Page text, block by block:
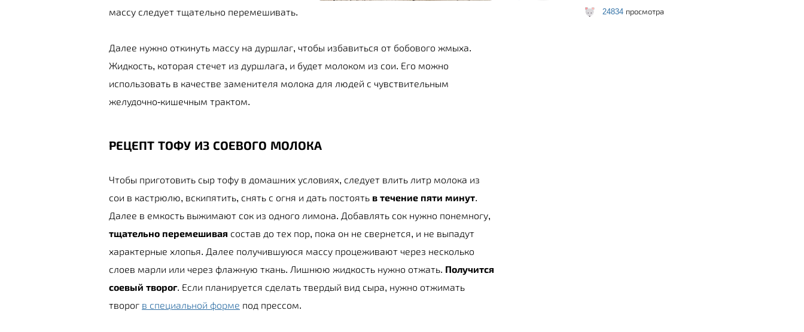
массу следует тщательно перемешивать.
Далее нужно откинуть массу на дуршлаг, чтобы избавиться от бобового жмыха.
Жидкость, которая стечет из дуршлага, и будет молоком из сои. Его можно
использовать в качестве заменителя молока для людей с чувствительным
желудочно-кишечным трактом.
РЕЦЕПТ ТОФУ ИЗ СОЕВОГО МОЛОКА
Чтобы приготовить сыр тофу в домашних условиях, следует влить литр молока из
сои в кастрюлю, вскипятить, снять с огня и дать постоять в течение пяти минут.
Далее в емкость выжимают сок из одного лимона. Добавлять сок нужно понемногу,
тщательно перемешивая состав до тех пор, пока он не свернется, и не выпадут
характерные хлопья. Далее получившуюся массу процеживают через несколько
слоев марли или через флажную ткань. Лишнюю жидкость нужно отжать. Получится
соевый творог. Если планируется сделать твердый вид сыра, нужно отжимать
творог в специальной форме под прессом.
24834 просмотра